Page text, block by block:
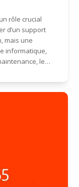
rôle crucial
d’un support
mais une
informatique,
le…